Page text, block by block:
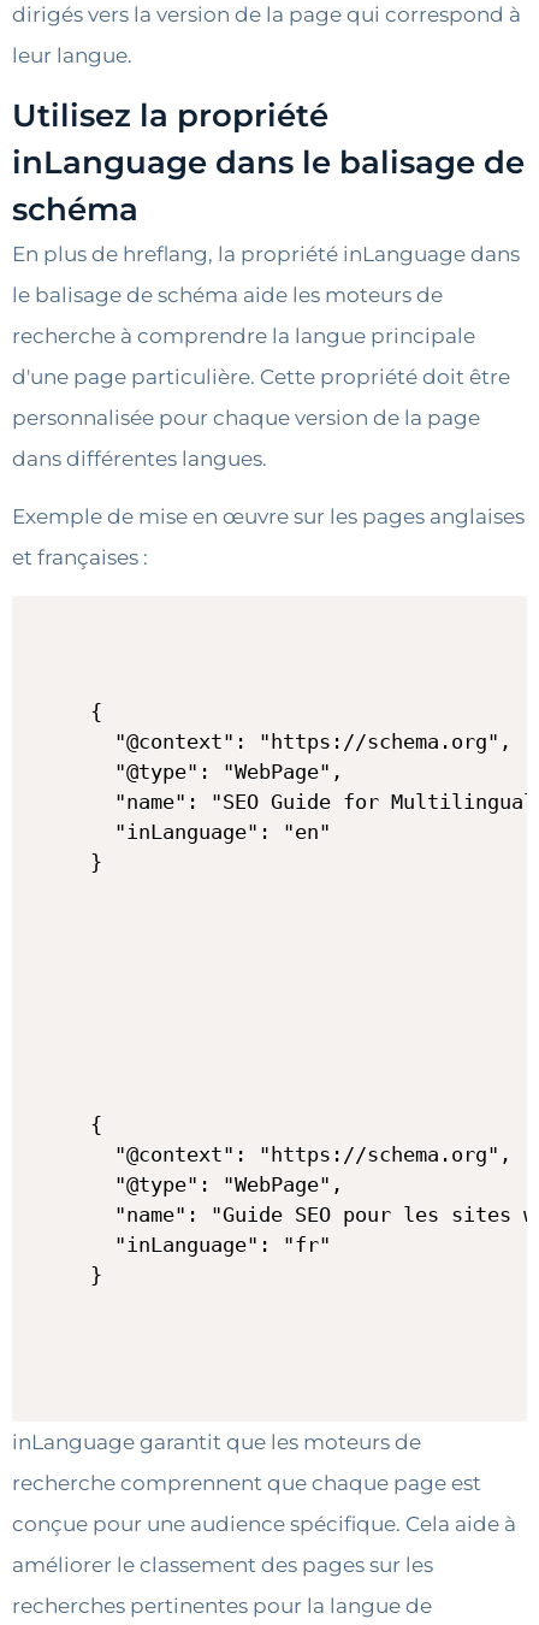
dirigés vers la version de la page qui correspond à
leur langue.
Utilisez la propriété
inLanguage dans le balisage de
schéma
En plus de hreflang, la propriété inLanguage dans
le balisage de schéma aide les moteurs de
recherche à comprendre la langue principale
d'une page particulière. Cette propriété doit être
personnalisée pour chaque version de la page
dans différentes langues.
Exemple de mise en œuvre sur les pages anglaises
et françaises :
{
  "@context": "https://schema.org",
  "@type": "WebPage",
"name": "SEO Guide for
  "inLanguage": "en"
{
  "@context": "https://schema.org",
  "@type": "WebPage",
"name": "Guide SEO pour les sites
  "inLanguage": "fr"
}
inLanguage garantit que les moteurs de
recherche comprennent que chaque page est
conçue pour une audience spécifique. Cela aide à
améliorer le classement des pages sur les
recherches pertinentes pour la langue de